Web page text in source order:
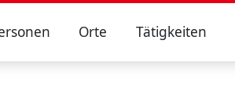
Orte Tätigkeiten